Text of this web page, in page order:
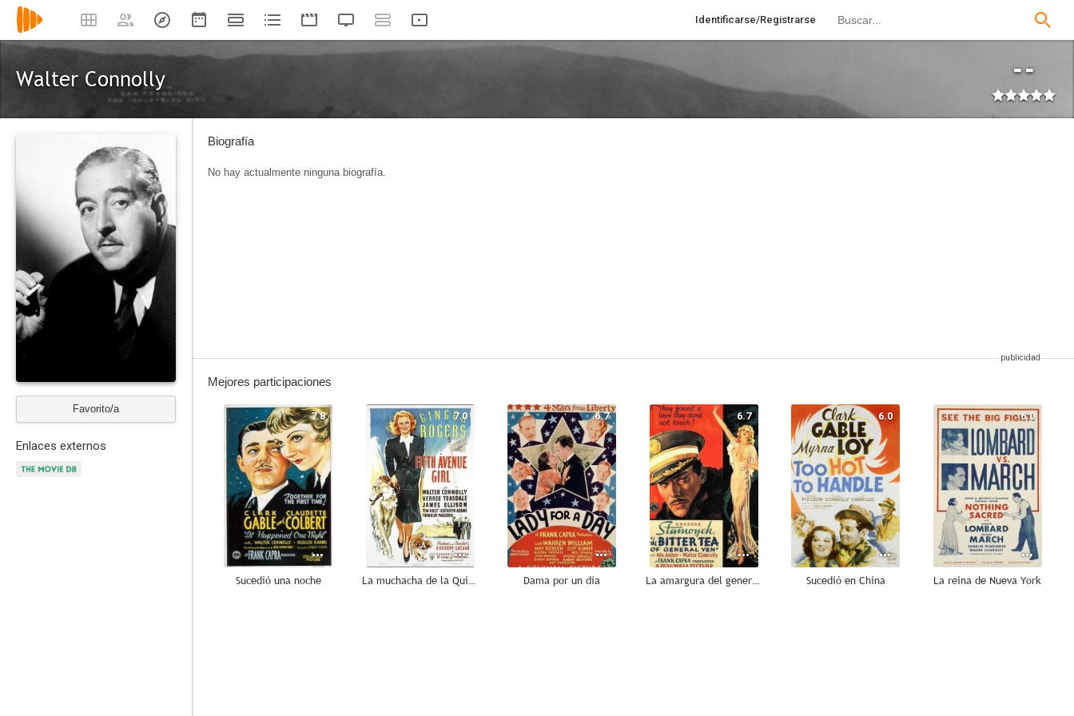
Identificarse/Registrarse
Walter Connolly --
Favorito/a
Enlaces externos
Biografía
No hay actualmente ninguna biografía.
Mejores participaciones
7.8
Sucedió una noche
7.0
La muchacha de la Quinta Avenida
6.7
Dama por un día
6.7
La amargura del general Yen
6.0
Sucedió en China
6.0
La reina de Nueva York